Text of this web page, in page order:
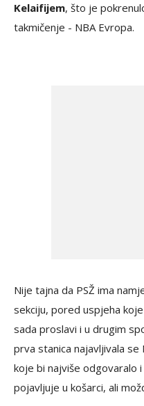
Kelaifijem, što je
takmičenje - NBA Evropa.
Nije tajna da PSŽ ima
sekciju, pored uspjeha
sada proslavi i u drugim
prva stanica najavljivala se
koje bi najviše odgovaralo
pojavljuje u košarci, ali